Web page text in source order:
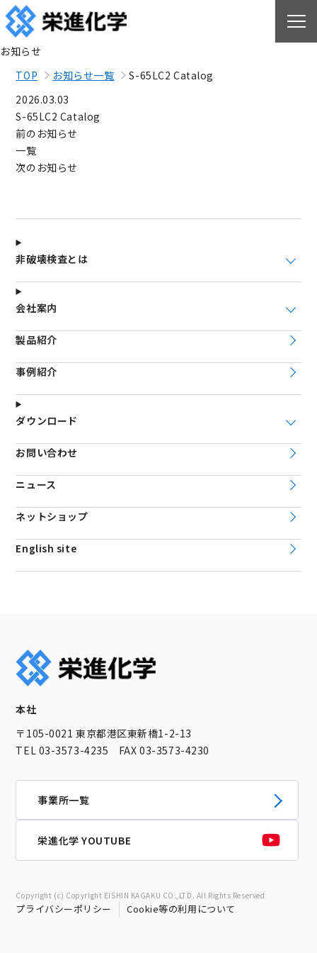
お知らせ
TOP
お知らせ一覧
S-65LC2 Catalog
2026.03.03
S-65LC2 Catalog
前のお知らせ
一覧
次のお知らせ
非破壊検査とは
会社案内
製品紹介
事例紹介
ダウンロード
お問い合わせ
ニュース
ネットショップ
English site
本社
〒105-0021 東京都港区東新橋1-2-13
TEL 03-3573-4235 FAX 03-3573-4230
事業所一覧
栄進化学 YOUTUBE
Copyright (c) Copyright EISHIN KAGAKU CO.,LTD. All Rights Reserved
プライバシーポリシー Cookie等の利用について